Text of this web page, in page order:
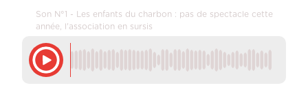
Son N°1 - Les enfants du charbon : pas de spectacle cette
année, l'association en sursis